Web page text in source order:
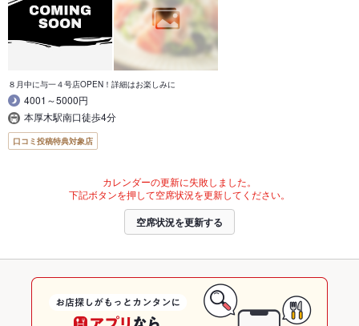
８月中に与一４号店OPEN！詳細はお楽しみに
4001～5000円
本厚木駅南口徒歩4分
口コミ投稿特典対象店
カレンダーの更新に失敗しました。
下記ボタンを押して空席状況を更新してください。
空席状況を更新する